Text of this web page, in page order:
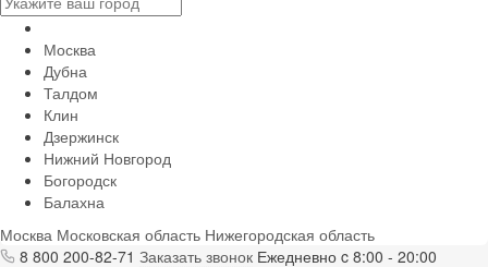
Москва
Дубна
Талдом
Клин
Дзержинск
Нижний Новгород
Богородск
Балахна
Москва Московская область Нижегородская область
8 800 200-82-71 Заказать звонок Ежедневно c 8:00 - 20:00